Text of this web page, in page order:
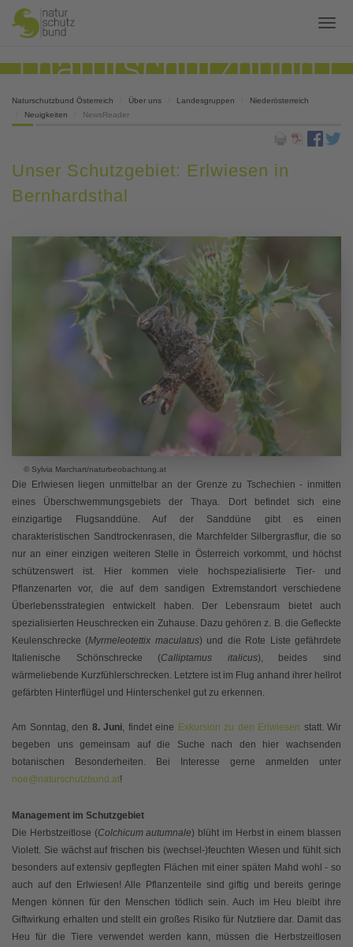
Naturschutzbund Österreich Über uns Landesgruppen
Niederösterreich
Neuigkeiten
NewsReader
Unser Schutzgebiet: Erlwiesen in
Bernhardsthal
© Sylvia Marchart/naturbeobachtung.at
Die Erlwiesen liegen unmittelbar an der Grenze zu Tschechien - inmitten
eines Überschwemmungsgebiets der Thaya. Dort befindet sich eine
einzigartige Flugsanddüne. Auf der Sanddüne gibt es einen
charakteristischen Sandtrockenrasen, die Marchfelder Silbergrasflur, die so
nur an einer einzigen weiteren Stelle in Österreich vorkommt, und höchst
schützenswert ist. Hier kommen viele hochspezialisierte Tier- und
Pflanzenarten vor, die auf dem sandigen Extremstandort verschiedene
Überlebensstrategien entwickelt haben. Der Lebensraum bietet auch
spezialisierten Heuschrecken ein Zuhause. Dazu gehören z. B. die Gefleckte
Keulenschrecke (Myrmeleotettix maculatus) und die Rote Liste gefährdete
Italienische Schönschrecke (Calliptamus italicus), beides sind
wärmeliebende Kurzfühlerschrecken. Letztere ist im Flug anhand ihrer hellrot
gefärbten Hinterflügel und Hinterschenkel gut zu erkennen.
Am Sonntag, den 8. Juni, findet eine Exkursion zu den Erlwiesen statt. Wir
begeben uns gemeinsam auf die Suche nach den hier wachsenden
botanischen Besonderheiten. Bei Interesse gerne anmelden unter
noe@naturschutzbund.at!
Management im Schutzgebiet
Die Herbstzeitlose (Colchicum autumnale) blüht im Herbst in einem blassen
Violett. Sie wächst auf frischen bis (wechsel-)feuchten Wiesen und fühlt sich
besonders auf extensiv gepflegten Flächen mit einer späten Mahd wohl - so
auch auf den Erlwiesen! Alle Pflanzenteile sind giftig und bereits geringe
Mengen können für den Menschen tödlich sein. Auch im Heu bleibt ihre
Giftwirkung erhalten und stellt ein großes Risiko für Nutztiere dar. Damit das
Heu für die Tiere verwendet werden kann, müssen die Herbstzeitlosen